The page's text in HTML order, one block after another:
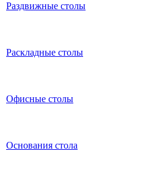
Раздвижные столы
Раскладные столы
Офисные столы
Основания стола